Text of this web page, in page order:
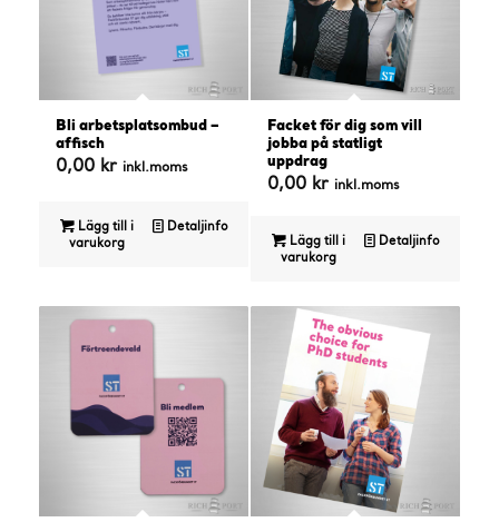
Bli arbetsplatsombud –
affisch
0,00 kr inkl.moms
Lägg till i
varukorg
Detaljinfo
Facket för dig som vill
jobba på statligt
uppdrag
0,00 kr inkl.moms
Lägg till i
varukorg
Detaljinfo